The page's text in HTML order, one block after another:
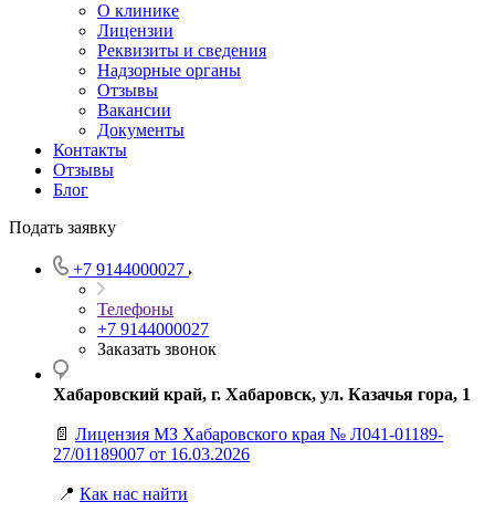
О клинике
Лицензии
Реквизиты и сведения
Надзорные органы
Отзывы
Вакансии
Документы
Контакты
Отзывы
Блог
Подать заявку
+7 9144000027
Телефоны
+7 9144000027
Заказать звонок
Хабаровский край, г. Хабаровск, ул. Казачья гора, 1
📄 Лицензия МЗ Хабаровского края № Л041-01189-
27/01189007 от 16.03.2026
📍 Как нас найти